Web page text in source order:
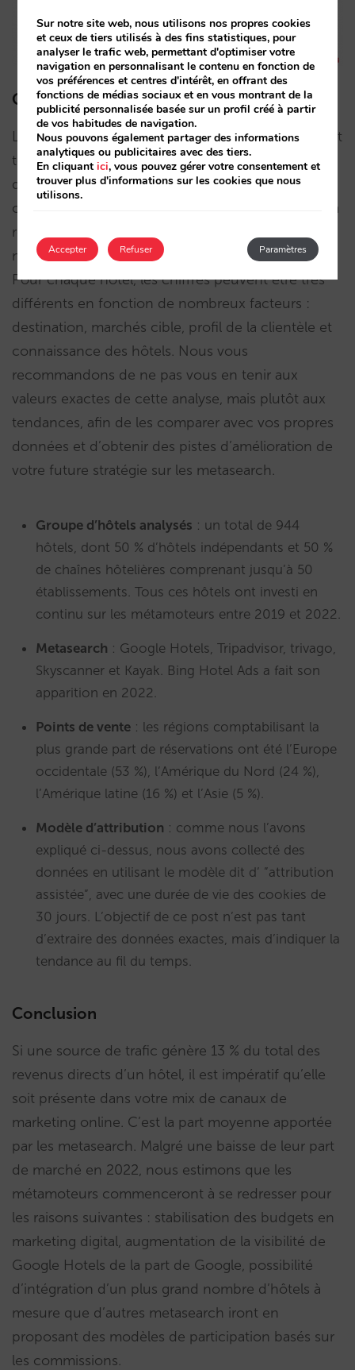
Comment avons-nous calculé ces chiffres ?
La rédaction d’un post contenant des chiffres peut
toujours être sujette à controverse. Nous avons
donc décidé d’expliquer comment nous avons
obtenu tous les chiffres de notre analyse afin de la
re-situer dans un contexte approprié. Les
moyennes restent des moyennes et rien de plus.
Pour chaque hôtel, les chiffres peuvent être très
différents en fonction de nombreux facteurs :
destination, marchés cible, profil de la clientèle et
connaissance des hôtels. Nous vous
recommandons de ne pas vous en tenir aux
valeurs exactes de cette analyse, mais plutôt aux
tendances, afin de les comparer avec vos propres
données et d’obtenir des pistes d’amélioration de
votre future stratégie sur les metasearch.
Groupe d’hôtels analysés : un total de 944
hôtels, dont 50 % d’hôtels indépendants et 50 %
de chaînes hôtelières comprenant jusqu’à 50
établissements. Tous ces hôtels ont investi en
continu sur les métamoteurs entre 2019 et 2022.
Metasearch : Google Hotels, Tripadvisor, trivago,
Skyscanner et Kayak. Bing Hotel Ads a fait son
apparition en 2022.
Points de vente : les régions comptabilisant la
plus grande part de réservations ont été l’Europe
occidentale (53 %), l’Amérique du Nord (24 %),
l’Amérique latine (16 %) et l’Asie (5 %).
Modèle d’attribution : comme nous l’avons
expliqué ci-dessus, nous avons collecté des
données en utilisant le modèle dit d’ ”attribution
assistée”, avec une durée de vie des cookies de
30 jours. L’objectif de ce post n’est pas tant
d’extraire des données exactes, mais d’indiquer la
tendance au fil du temps.
Conclusion
Si une source de trafic génère 13 % du total des
revenus directs d’un hôtel, il est impératif qu’elle
soit présente dans votre mix de canaux de
marketing online. C’est la part moyenne apportée
par les metasearch. Malgré une baisse de leur part
de marché en 2022, nous estimons que les
métamoteurs commenceront à se redresser pour
les raisons suivantes : stabilisation des budgets en
marketing digital, augmentation de la visibilité de
Google Hotels de la part de Google, possibilité
d’intégration d’un plus grand nombre d’hôtels à
mesure que d’autres metasearch iront en
proposant des modèles de participation basés sur
les commissions.
Sur notre site web, nous utilisons nos propres cookies
et ceux de tiers utilisés à des fins statistiques, pour
analyser le trafic web, permettant d'optimiser votre
navigation en personnalisant le contenu en fonction de
vos préférences et centres d'intérêt, en offrant des
fonctions de médias sociaux et en vous montrant de la
publicité personnalisée basée sur un profil créé à partir
de vos habitudes de navigation.
Nous pouvons également partager des informations
analytiques ou publicitaires avec des tiers.
En cliquantici, vous pouvez gérer votre consentement et
trouver plus d'informations sur les cookies que nous
utilisons.
Accepter Paramètres
Refuser